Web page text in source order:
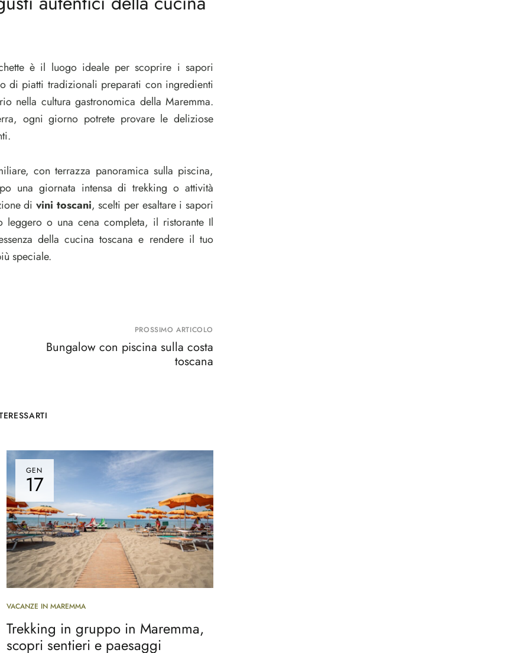
è il luogo ideale per scoprire i sapori
di piatti tradizionali preparati con ingredienti
nella cultura gastronomica della Maremma.
ogni giorno potrete provare le deliziose
con terrazza panoramica sulla piscina,
una giornata intensa di trekking o attività
di vini toscani, scelti per esaltare i sapori
o una cena completa, il ristorante Il
della cucina toscana e rendere il tuo
speciale.
PROSSIMO ARTICOLO
Bungalow con piscina sulla costa
toscana
GEN
17
VACANZE IN MAREMMA
Trekking in gruppo in Maremma,
scopri sentieri e paesaggi